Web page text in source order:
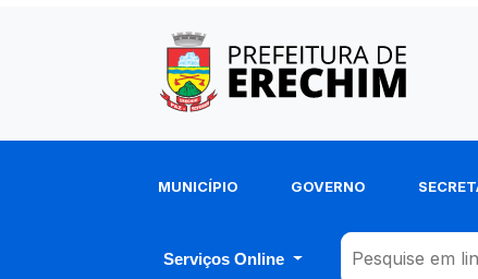
MUNICÍPIO GOVERNO
Serviços Online